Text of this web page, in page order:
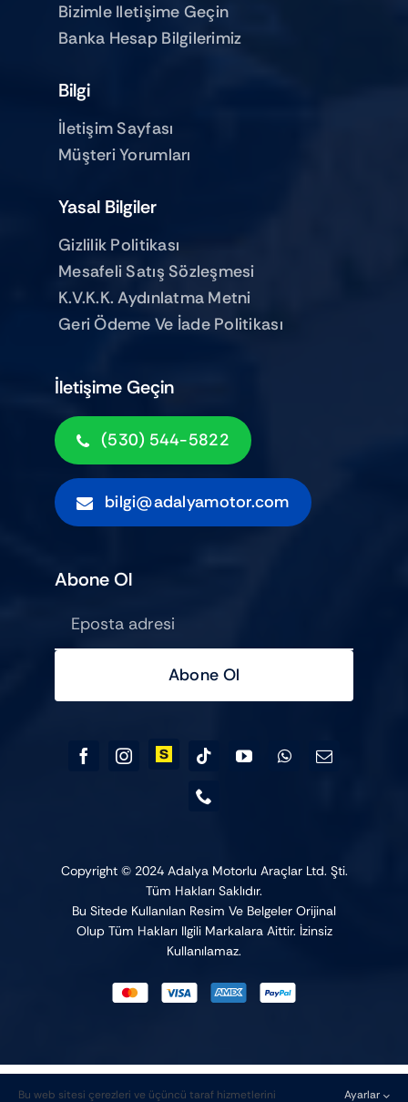
Bizimle Iletişime Geçin
Banka Hesap Bilgilerimiz
İletişime Geçin
(530) 544-5822
bilgi@adalyamotor.com
Bilgi
İletişim Sayfası
Müşteri Yorumları
Yasal Bilgiler
Gizlilik Politikası
Mesafeli Satış Sözleşmesi
K.V.K.K. Aydınlatma Metni
Geri Ödeme Ve İade Politikası
Abone Ol
Abone Ol
Copyright © 2024 Adalya Motorlu Araçlar Ltd. Şti.
Tüm Hakları Saklıdır.
Bu Sitede Kullanılan Resim Ve Belgeler Orijinal
Olup Tüm Hakları Ilgili Markalara Aittir. İzinsiz
Kullanılamaz.
Bu web sitesi çerezleri ve üçüncü taraf hizmetlerini Ayarlar